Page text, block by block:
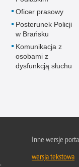
Oficer prasowy
Posterunek Policji
w Brańsku
Komunikacja z
osobami z
dysfunkcją słuchu
Inne wersje
wersja tekstowa